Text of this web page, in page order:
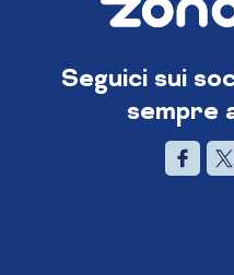
Seguici sui
sempre